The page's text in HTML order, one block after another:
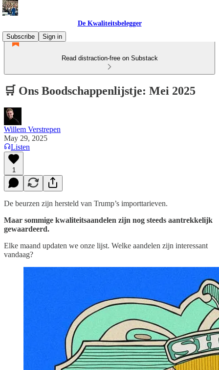
De Kwaliteitsbelegger
Subscribe
Sign in
Read distraction-free on Substack
🛒 Ons Boodschappenlijstje: Mei 2025
Willem Verstrepen
May 29, 2025
Listen
1
De beurzen zijn hersteld van Trump’s importtarieven.
Maar sommige kwaliteitsaandelen zijn nog steeds aantrekkelijk
gewaardeerd.
Elke maand updaten we onze lijst. Welke aandelen zijn interessant
vandaag?